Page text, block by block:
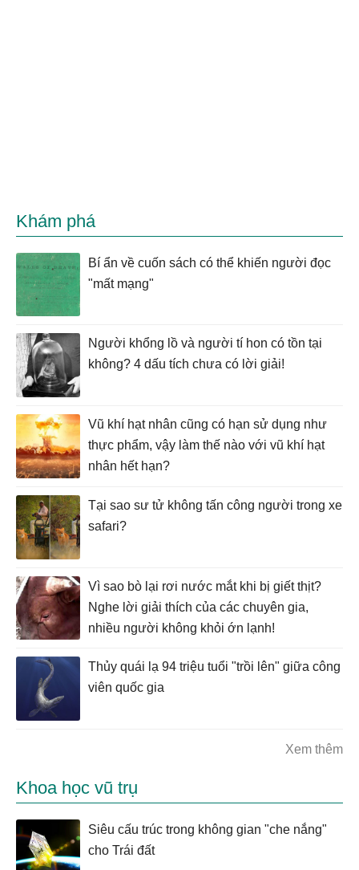
Khám phá
Bí ẩn về cuốn sách có thể khiến người đọc
"mất mạng"
Người khổng lồ và người tí hon có tồn tại
không? 4 dấu tích chưa có lời giải!
Vũ khí hạt nhân cũng có hạn sử dụng như
thực phẩm, vậy làm thế nào với vũ khí hạt
nhân hết hạn?
Tại sao sư tử không tấn công người trong xe
safari?
Vì sao bò lại rơi nước mắt khi bị giết thịt?
Nghe lời giải thích của các chuyên gia,
nhiều người không khỏi ớn lạnh!
Thủy quái lạ 94 triệu tuổi "trồi lên" giữa công
viên quốc gia
Xem thêm
Khoa học vũ trụ
Siêu cấu trúc trong không gian "che nắng"
cho Trái đất